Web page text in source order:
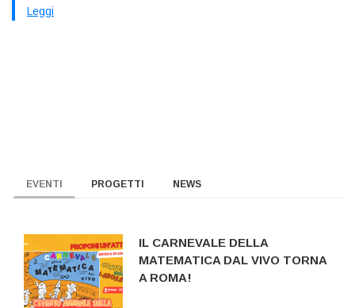
Leggi
EVENTI PROGETTI NEWS
IL CARNEVALE DELLA
MATEMATICA DAL VIVO TORNA
A ROMA!